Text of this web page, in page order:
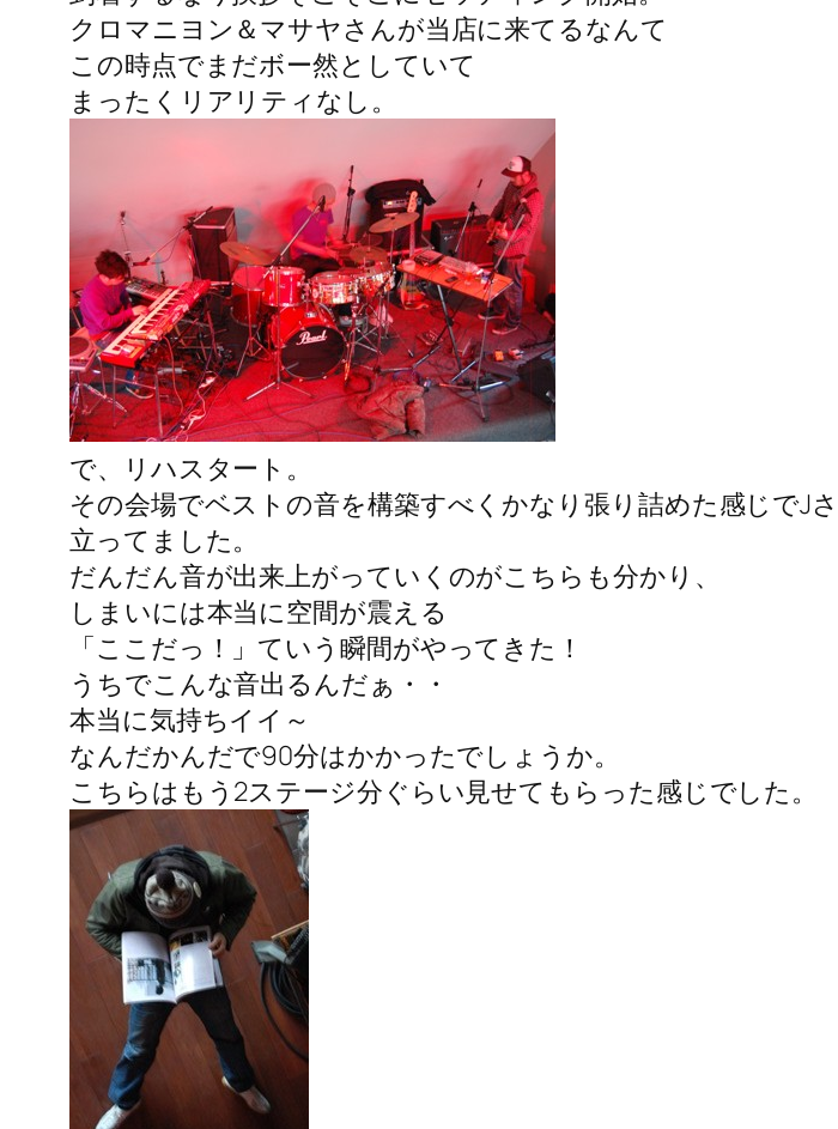
クロマニヨン＆マサヤさんが当店に来てるなんて
この時点でまだボー然としていて
まったくリアリティなし。
で、リハスタート。
その会場でベストの音を構築すべくかなり張り詰めた感じでJ
立ってました。
だんだん音が出来上がっていくのがこちらも分かり、
しまいには本当に空間が震える
「ここだっ！」ていう瞬間がやってきた！
うちでこんな音出るんだぁ・・
本当に気持ちイイ～
なんだかんだで90分はかかったでしょうか。
こちらはもう2ステージ分ぐらい見せてもらった感じでした。